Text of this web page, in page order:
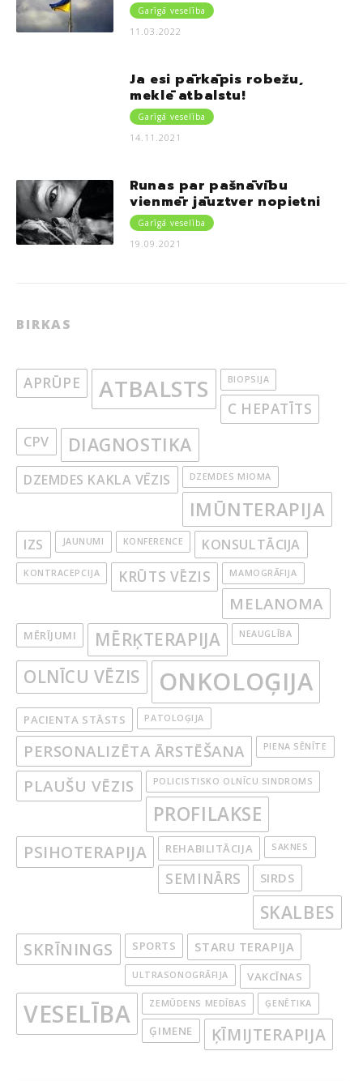
Garīgā veselība
11.03.2022
Ja esi pārkāpis robežu,
meklē atbalstu!
Garīgā veselība
14.11.2021
Runas par pašnāvību
vienmēr jāuztver nopietni
Garīgā veselība
19.09.2021
BIRKAS
APRŪPE ATBALSTS BIOPSIJA
C HEPATĪTS
CPV DIAGNOSTIKA
DZEMDES KAKLA VĒZIS DZEMDES MIOMA
IMŪNTERAPIJA
IZS JAUNUMI KONFERENCE KONSULTĀCIJA
KONTRACEPCIJA KRŪTS VĒZIS MAMOGRĀFIJA
MELANOMA
MĒRĪJUMI MĒRĶTERAPIJA NEAUGLĪBA
OLNĪCU VĒZIS ONKOLOĢIJA
PACIENTA STĀSTS PATOLOĢIJA
PERSONALIZĒTA ĀRSTĒŠANA PIENA SĒNĪTE
PLAUŠU VĒZIS POLICISTISKO OLNĪCU SINDROMS
PROFILAKSE
PSIHOTERAPIJA REHABILITĀCIJA SAKNES
SEMINĀRS SIRDS
SKALBES
SKRĪNINGS SPORTS STARU TERAPIJA
ULTRASONOGRĀFIJA VAKCĪNAS
VESELĪBA ZEMŪDENS MEDĪBAS ĢENĒTIKA
ĢIMENE ĶĪMIJTERAPIJA